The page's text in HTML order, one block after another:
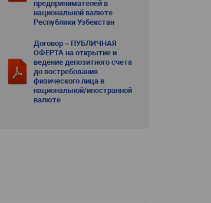
предпринимателей в
национальной валюте
Республики Узбекстан
Договор – ПУБЛИЧНАЯ
ОФЕРТА на открытие и
ведение депозитного счета
до востребования
физического лица в
национальной/иностранной
валюте